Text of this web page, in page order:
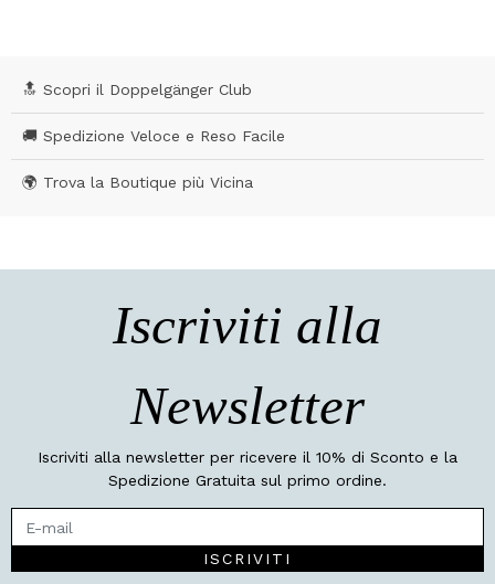
🔝 Scopri il Doppelgänger Club
🚚 Spedizione Veloce e Reso Facile
🌍 Trova la Boutique più Vicina
Iscriviti alla
Newsletter
Iscriviti alla newsletter per ricevere il 10% di Sconto e la
Spedizione Gratuita sul primo ordine.
ISCRIVITI